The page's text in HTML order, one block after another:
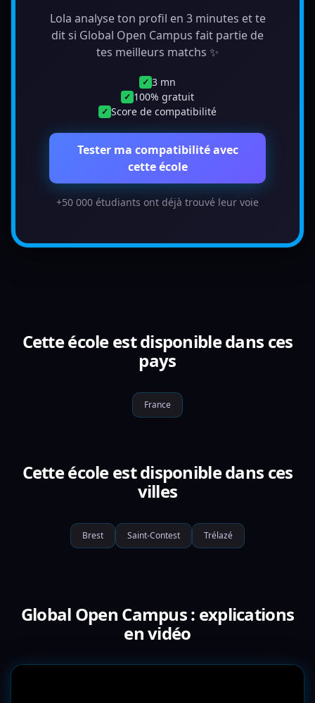
Lola analyse ton profil en 3 minutes et te
dit si Global Open Campus fait partie de
tes meilleurs matchs ✨
✓ 3 mn
✓ 100% gratuit
✓ Score de compatibilité
Tester ma compatibilité avec
cette école
+50 000 étudiants ont déjà trouvé leur voie
Cette école est disponible dans ces
pays
France
Cette école est disponible dans ces
villes
Brest Saint-Contest Trélazé
Global Open Campus : explications
en vidéo